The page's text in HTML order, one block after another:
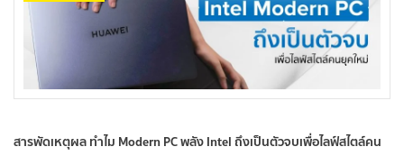
สารพัดเหตุผล ทำไม Modern PC พลัง Intel ถึงเป็นตัวจบเพื่อไลฟ์สไตล์คน